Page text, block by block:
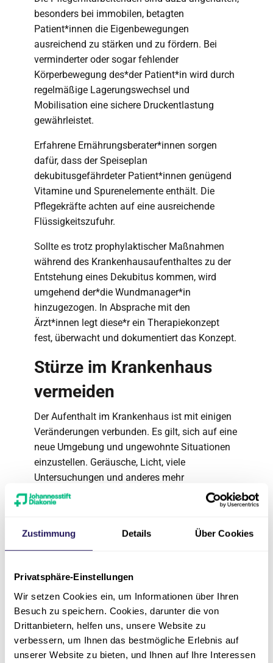
Zustimmung Details Über Cookies
Privatsphäre-Einstellungen
Wir setzen Cookies ein, um Informationen über Ihren
Besuch zu speichern. Cookies, darunter die von
Drittanbietern, helfen uns, unsere Website zu
verbessern, um Ihnen das bestmögliche Erlebnis auf
unserer Website zu bieten, und Ihnen auf Ihre Interessen
besonders bei immobilen, betagten
Patient*innen die Eigenbewegungen
ausreichend zu stärken und zu fördern. Bei
verminderter oder sogar fehlender
Körperbewegung des*der Patient*in wird durch
regelmäßige Lagerungswechsel und
Mobilisation eine sichere Druckentlastung
gewährleistet.
Erfahrene Ernährungsberater*innen sorgen
dafür, dass der Speiseplan
dekubitusgefährdeter Patient*innen genügend
Vitamine und Spurenelemente enthält. Die
Pflegekräfte achten auf eine ausreichende
Flüssigkeitszufuhr.
Sollte es trotz prophylaktischer Maßnahmen
während des Krankenhausaufenthaltes zu der
Entstehung eines Dekubitus kommen, wird
umgehend der*die Wundmanager*in
hinzugezogen. In Absprache mit den
Ärzt*innen legt diese*r ein Therapiekonzept
fest, überwacht und dokumentiert das Konzept.
Stürze im Krankenhaus
vermeiden
Der Aufenthalt im Krankenhaus ist mit einigen
Veränderungen verbunden. Es gilt, sich auf eine
neue Umgebung und ungewohnte Situationen
einzustellen. Geräusche, Licht, viele
Untersuchungen und anderes mehr
beeinträchtigen zudem die Ruhe. Trotz aller
Vorsorge und systematischer Identifizierung
Krankenhaus somit leider schneller als zu
Hause vorkommen.
Unser Ziel ist es, Stürze im Krankenhaus zu
vermeiden. Deshalb bieten wir allen
sturzgefährdeten (und interessierten)
Patient*innen und deren Angehörigen eine
Beratung über Risikofaktoren und bewährte
Maßnahmen zur Sturzvermeidung an. Gern